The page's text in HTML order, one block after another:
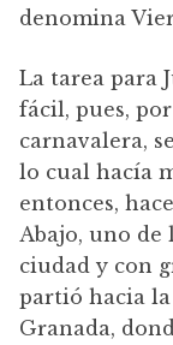
denomina
La tarea para
fácil, pues,
carnavalera,
lo cual hacía
entonces,
Abajo, uno de
ciudad y con
partió hacia
Granada,